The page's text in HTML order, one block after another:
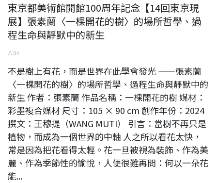
東京都美術館開館100周年記念【14回東京現
展】張素蘭〈一棵開花的樹〉的場所哲學、過
程生命與靜默中的新生
八 04
不是樹上有花，而是世界在此學會發光 ——張素蘭
〈一棵開花的樹〉的場所哲學、過程生命與靜默中的
新生 作者：張素蘭 作品名稱：一棵開花的樹 媒材：
彩墨複合媒材 尺寸：105 × 90 cm 創作年份：2024
撰文：王穆提（WANG MUTI） 引言：當樹不再只是
植物，而成為一個世界的中軸 人之所以看花太快，
常是因為把花看得太輕。花一旦被視為裝飾、作為美
麗、作為季節性的愉悅，人便很難再問：何以一朵花
能...